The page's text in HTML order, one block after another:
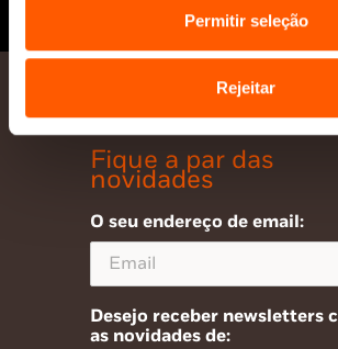
Permitir seleção
Rejeitar
Fique a par das
novidades
O seu endereço de email:
Desejo receber newsletters
as novidades de: